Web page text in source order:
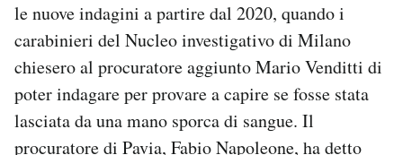
le nuove indagini a partire dal 2020, quando i
carabinieri del Nucleo investigativo di Milano
chiesero al procuratore aggiunto Mario Venditti di
poter indagare per provare a capire se fosse stata
lasciata da una mano sporca di sangue. Il
procuratore di Pavia, Fabio Napoleone, hadetto